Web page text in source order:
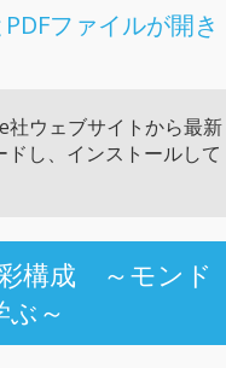
ファイルが開き
ウェブサイトから最新
し、インストールして
構成 ～モンド
ぶ～